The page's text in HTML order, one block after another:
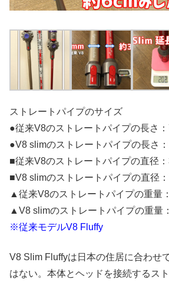
ストレートパイプのサイズ
●従来V8のストレートパイプの長さ
●V8 slimのストレートパイプの長さ：
■従来V8のストレートパイプの直径
■V8 slimのストレートパイプの直径
▲従来V8のストレートパイプの重量
▲V8 slimのストレートパイプの重量
※従来モデルV8 Fluffy
V8 Slim Fluffyは日本の住居に合わせ
はない。本体とヘッドを接続するス